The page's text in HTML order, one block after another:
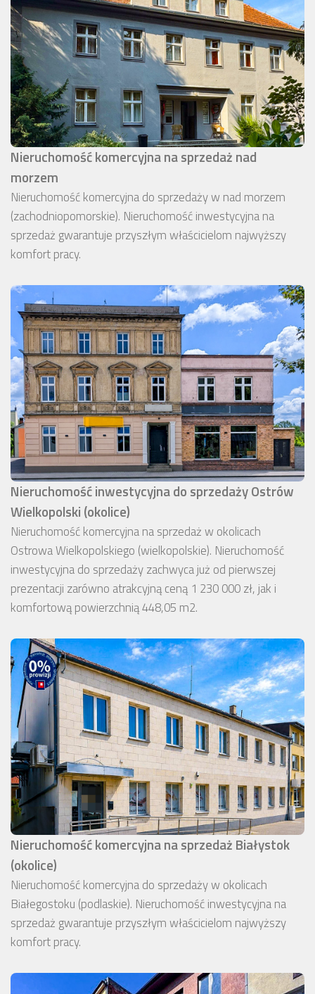
Nieruchomość komercyjna na sprzedaż nad
morzem
Nieruchomość komercyjna do sprzedaży w nad morzem
(zachodniopomorskie). Nieruchomość inwestycyjna na
sprzedaż gwarantuje przyszłym właścicielom najwyższy
komfort pracy.
Nieruchomość inwestycyjna do sprzedaży Ostrów
Wielkopolski (okolice)
Nieruchomość komercyjna na sprzedaż w okolicach
Ostrowa Wielkopolskiego (wielkopolskie). Nieruchomość
inwestycyjna do sprzedaży zachwyca już od pierwszej
prezentacji zarówno atrakcyjną ceną 1 230 000 zł, jak i
komfortową powierzchnią 448,05 m2.
Nieruchomość komercyjna na sprzedaż Białystok
(okolice)
Nieruchomość komercyjna do sprzedaży w okolicach
Białegostoku (podlaskie). Nieruchomość inwestycyjna na
sprzedaż gwarantuje przyszłym właścicielom najwyższy
komfort pracy.